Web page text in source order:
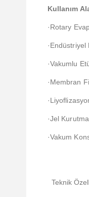
Kullanım
·Rotary
·Vakumlu
·Membran
·Jel
·Vakum
Teknik